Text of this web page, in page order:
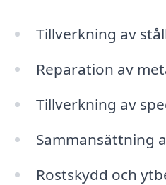
Tillverkning av
Reparation av
Tillverkning av
Sammansättning
Rostskydd och